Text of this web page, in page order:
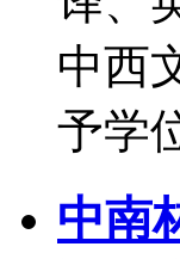
中
予学
中南